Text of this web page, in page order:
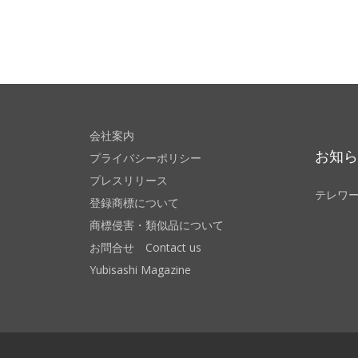
会社案内
プライバシーポリシー
プレスリリース
登録商標について
商標侵害・類似品について
お問合せ Contact us
Yubisashi Magazine
お知
テレワ